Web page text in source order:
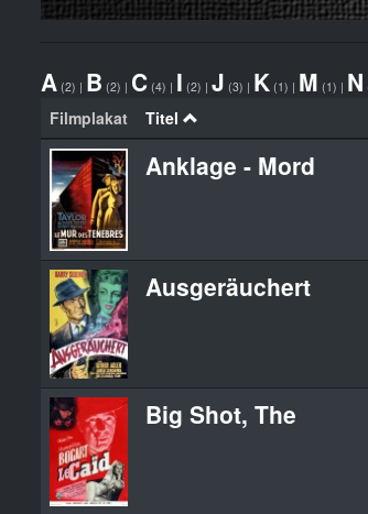
A (2) | B (2) | C (4) | I (2) | J (3) | K (1) | M (1) | N
Filmplakat Titel
Anklage - Mord
Ausgeräuchert
Big Shot, The